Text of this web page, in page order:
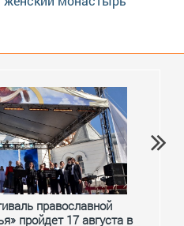
православной
пройдет 17 августа в